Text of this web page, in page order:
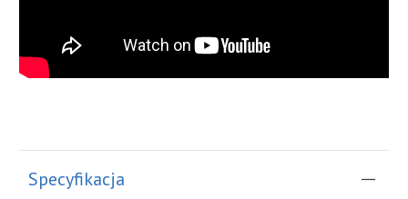
Specyfikacja